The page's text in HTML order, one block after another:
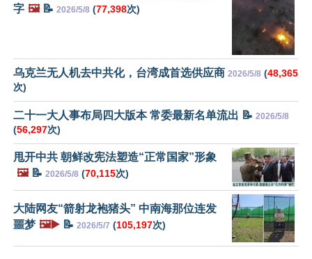
字 🖼️📝 2026/5/8 (77,398次)
乌克兰无人机去中共化，台湾成首选供应商 2026/5/8 (48,365
次)
二十一大人事布局四大版本 常委最新名单流出 📝 2026/5/8
(56,297次)
甩开中共 朝鲜改宪法塑造“正常国家”形象
🖼️📝 2026/5/8 (70,115次)
大陆网友“箭射龙袍猪头” 中南海那位连发
噩梦 🖼️▶️ 📝 2026/5/7 (105,197次)